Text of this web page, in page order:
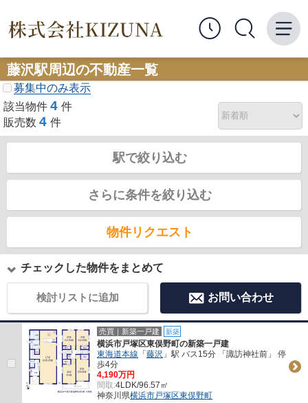
藤沢駅周辺の不動産一覧
募集中のみ表示
該当物件 4 件
販売数 4 件
駅で絞り込む
さらに条件を絞り込む
物件リクエスト
チェックした物件をまとめて
検討リストに追加 お問い合わせ
売買｜新築一戸建 新築
横浜市戸塚区東俣野町の新築一戸建
東海道本線 「藤沢 」駅 バス15分 「諏訪神社前」 停
歩4分
4,190万円
間取:4LDK/96.57㎡
神奈川県横浜市戸塚区東俣野町